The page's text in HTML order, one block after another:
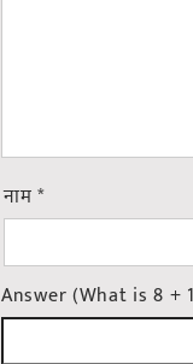
नाम*
Answer (What is 8 +